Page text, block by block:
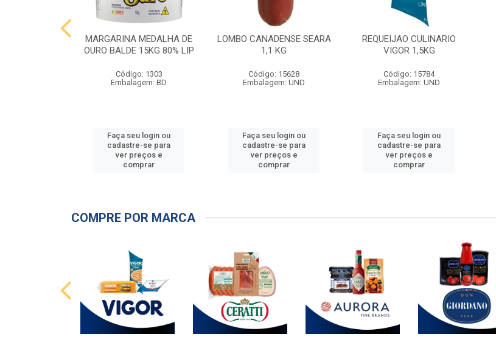
MARGARINA MEDALHA DE
OURO BALDE 15KG 80% LIP
Código: 1303
Embalagem: BD
Faça seu login ou
cadastre-se para
ver preços e
comprar
LOMBO CANADENSE SEARA
1,1 KG
Código: 15628
Embalagem: UND
Faça seu login ou
cadastre-se para
ver preços e
comprar
REQUEIJAO CULINARIO
VIGOR 1,5KG
Código: 15784
Embalagem: UND
Faça seu login ou
cadastre-se para
ver preços e
comprar
COMPRE POR MARCA